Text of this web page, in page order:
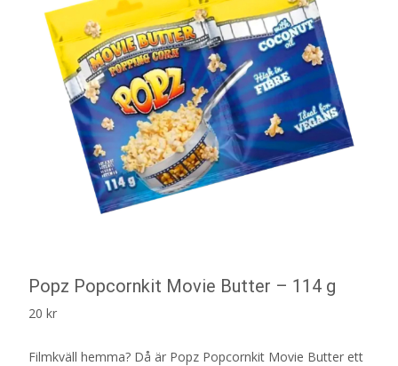
Popz Popcornkit Movie Butter – 114 g
20 kr
Filmkväll hemma? Då är Popz Popcornkit Movie Butter ett